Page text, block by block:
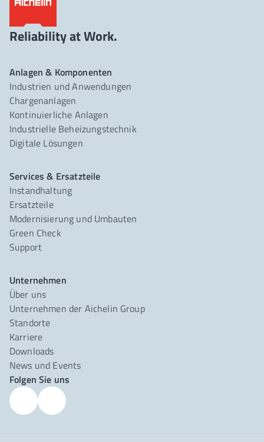
Reliability at Work.
Anlagen & Komponenten
Industrien und Anwendungen
Chargenanlagen
Kontinuierliche Anlagen
Industrielle Beheizungstechnik
Digitale Lösungen
Services & Ersatzteile
Instandhaltung
Ersatzteile
Modernisierung und Umbauten
Green Check
Support
Unternehmen
Über uns
Unternehmen der Aichelin Group
Standorte
Karriere
Downloads
News und Events
Folgen Sie uns